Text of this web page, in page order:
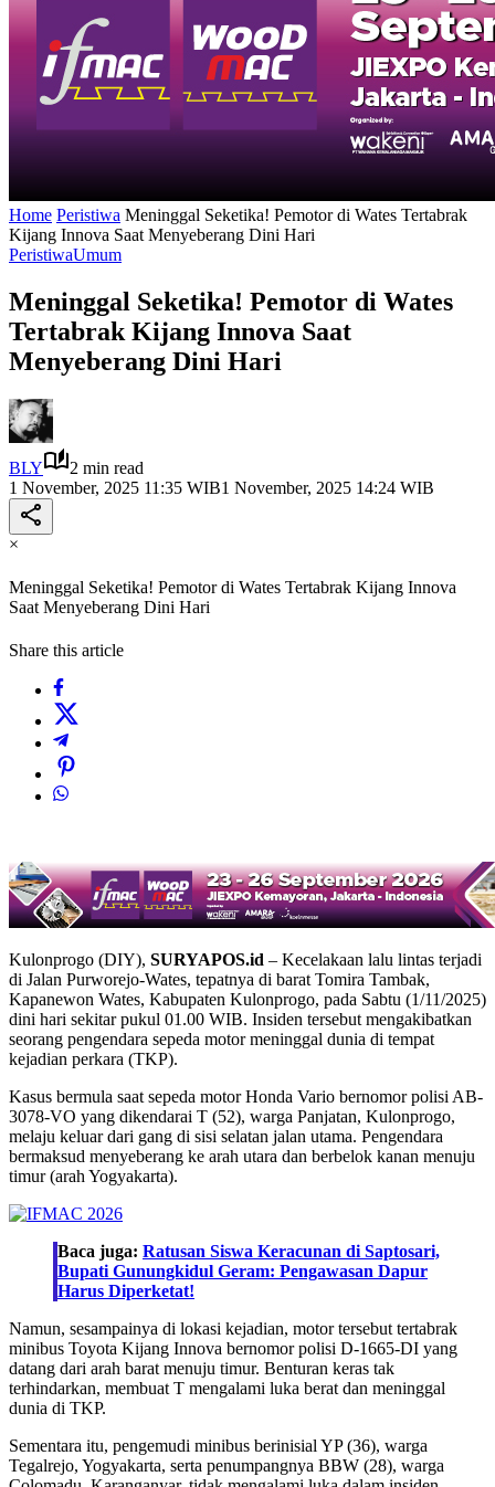
Home Peristiwa Meninggal Seketika! Pemotor di Wates Tertabrak
Kijang Innova Saat Menyeberang Dini Hari
PeristiwaUmum
Meninggal Seketika! Pemotor di Wates
Tertabrak Kijang Innova Saat
Menyeberang Dini Hari
BLY
2 min read
1 November, 2025 11:35 WIB1 November, 2025 14:24 WIB
×
Meninggal Seketika! Pemotor di Wates Tertabrak Kijang Innova
Saat Menyeberang Dini Hari
Share this article
Kulonprogo (DIY), SURYAPOS.id – Kecelakaan lalu lintas terjadi
di Jalan Purworejo-Wates, tepatnya di barat Tomira Tambak,
Kapanewon Wates, Kabupaten Kulonprogo, pada Sabtu (1/11/2025)
dini hari sekitar pukul 01.00 WIB. Insiden tersebut mengakibatkan
seorang pengendara sepeda motor meninggal dunia di tempat
kejadian perkara (TKP).
Kasus bermula saat sepeda motor Honda Vario bernomor polisi AB-
3078-VO yang dikendarai T (52), warga Panjatan, Kulonprogo,
melaju keluar dari gang di sisi selatan jalan utama. Pengendara
bermaksud menyeberang ke arah utara dan berbelok kanan menuju
timur (arah Yogyakarta).
Baca juga: Ratusan Siswa Keracunan di Saptosari,
Bupati Gunungkidul Geram: Pengawasan Dapur
Harus Diperketat!
Namun, sesampainya di lokasi kejadian, motor tersebut tertabrak
minibus Toyota Kijang Innova bernomor polisi D-1665-DI yang
datang dari arah barat menuju timur. Benturan keras tak
terhindarkan, membuat T mengalami luka berat dan meninggal
dunia di TKP.
Sementara itu, pengemudi minibus berinisial YP (36), warga
Tegalrejo, Yogyakarta, serta penumpangnya BBW (28), warga